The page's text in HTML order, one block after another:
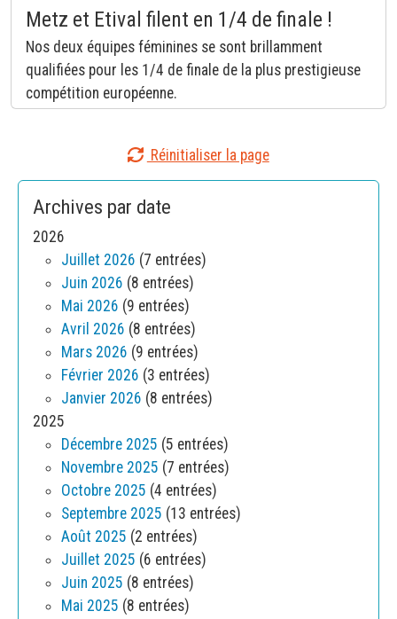
Metz et Etival filent en 1/4 de finale !
Nos deux équipes féminines se sont brillamment
qualifiées pour les 1/4 de finale de la plus prestigieuse
compétition européenne.
Réinitialiser la page
Archives par date
2026
Juillet 2026 (7 entrées)
Juin 2026 (8 entrées)
Mai 2026 (9 entrées)
Avril 2026 (8 entrées)
Mars 2026 (9 entrées)
Février 2026 (3 entrées)
Janvier 2026 (8 entrées)
2025
Décembre 2025 (5 entrées)
Novembre 2025 (7 entrées)
Octobre 2025 (4 entrées)
Septembre 2025 (13 entrées)
Août 2025 (2 entrées)
Juillet 2025 (6 entrées)
Juin 2025 (8 entrées)
Mai 2025 (8 entrées)